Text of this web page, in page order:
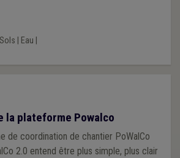
Sols Eau
la plateforme Powalco
de coordination de chantier PoWalCo
2.0 entend être plus simple, plus clair